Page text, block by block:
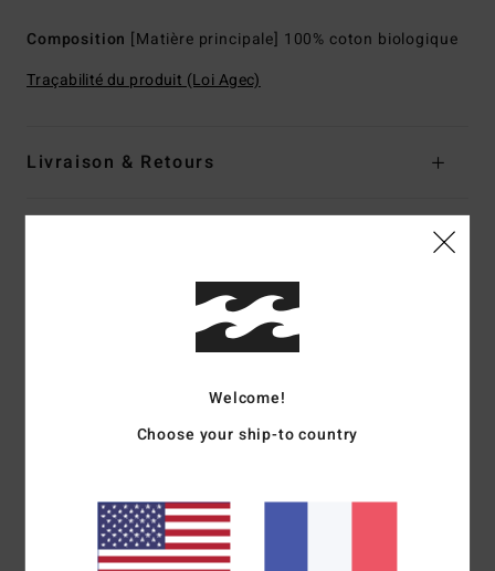
Composition [Matière principale] 100% coton biologique
Traçabilité du produit (Loi Agec)
Livraison & Retours
Note moyenne
5.0/5
Confort
5.0
Welcome!
Choose your ship-to country